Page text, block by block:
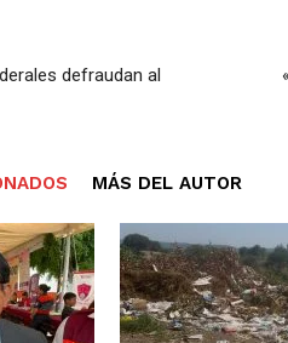
defraudan al
MÁS DEL AUTOR